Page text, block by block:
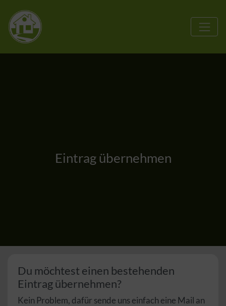
Eintrag übernehmen
Du möchtest einen bestehenden
Eintrag übernehmen?
Kein Problem, dafür sende uns einfach eine Mail an